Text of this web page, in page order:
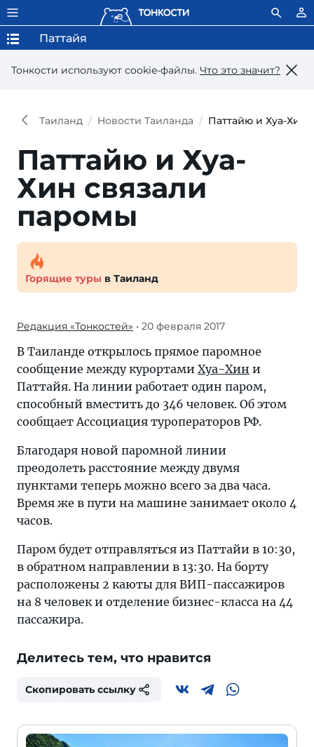
Тонкости используют сookie-файлы. Что это значит?
Паттайя
Таиланд Новости Таиланда Паттайю и Хуа-Хин
Паттайю и Хуа-
Хин связали
паромы
Горящие туры в Таиланд
Редакция «Тонкостей» • 20 февраля 2017
В Таиланде открылось прямое паромное
сообщение между курортами Хуа-Хин и
Паттайя. На линии работает один паром,
способный вместить до 346 человек. Об этом
сообщает Ассоциация туроператоров РФ.
Благодаря новой паромной линии
преодолеть расстояние между двумя
пунктами теперь можно всего за два часа.
Время же в пути на машине занимает около 4
часов.
Паром будет отправляться из Паттайи в 10:30,
в обратном направлении в 13:30. На борту
расположены 2 каюты для ВИП-пассажиров
на 8 человек и отделение бизнес-класса на 44
пассажира.
Делитесь тем, что нравится
Скопировать ссылку